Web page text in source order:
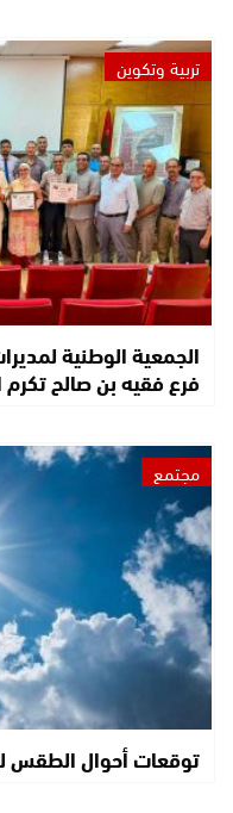
تربية وتكوين
الجمعية الوطنية
فرع فقيه بن صالح
مجتمع
توقعات أحوال الطقس